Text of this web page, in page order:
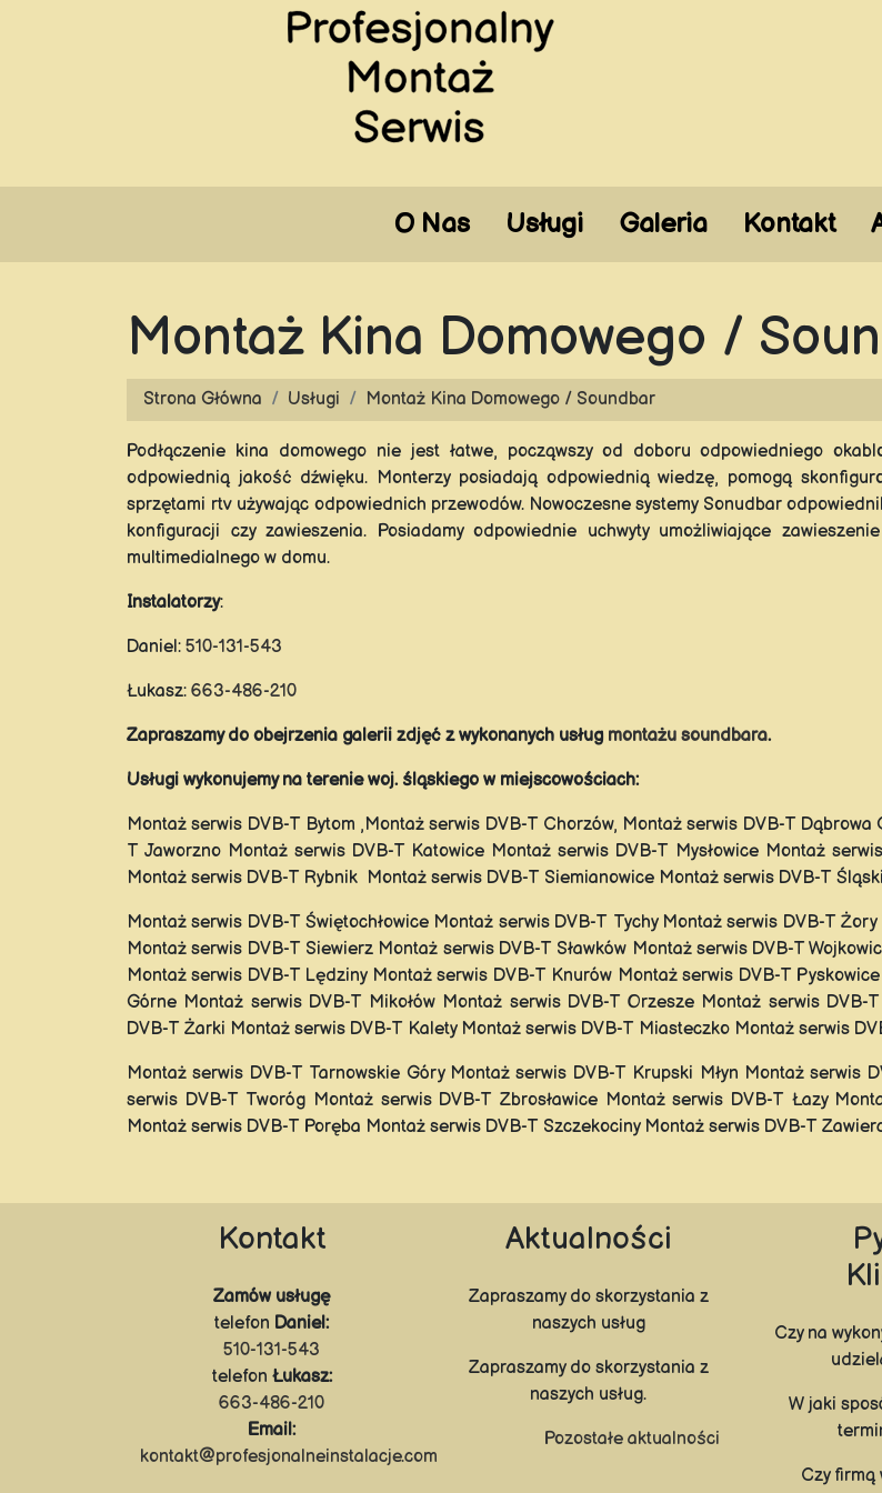
O Nas Usługi Galeria Kontakt
Montaż Kina Domowego /
Strona Główna Usługi Montaż Kina Domowego / Soundbar
Podłączenie kina domowego nie jest łatwe, począwszy od doboru odpowiedniego
odpowiednią jakość dźwięku. Monterzy posiadają odpowiednią wiedzę, pomogą
sprzętami rtv używając odpowiednich przewodów. Nowoczesne systemy Sonudbar
konfiguracji czy zawieszenia. Posiadamy odpowiednie uchwyty umożliwiające
multimedialnego w domu.
Instalatorzy:
Daniel: 510-131-543
Łukasz: 663-486-210
Zapraszamy do obejrzenia galerii zdjęć z wykonanych usług montażu soundbara.
Usługi wykonujemy na terenie woj. śląskiego w miejscowościach:
Montaż serwis DVB-T Bytom ,Montaż serwis DVB-T Chorzów, Montaż serwis DVB-T
T Jaworzno Montaż serwis DVB-T Katowice Montaż serwis DVB-T Mysłowice Montaż
Montaż serwis DVB-T Rybnik Montaż serwis DVB-T Siemianowice Montaż serwis DVB-T
Montaż serwis DVB-T Świętochłowice Montaż serwis DVB-T Tychy Montaż serwis DVB-T
Montaż serwis DVB-T Siewierz Montaż serwis DVB-T Sławków Montaż serwis DVB-T
Montaż serwis DVB-T Lędziny Montaż serwis DVB-T Knurów Montaż serwis DVB-T
Górne Montaż serwis DVB-T Mikołów Montaż serwis DVB-T Orzesze Montaż serwis DVB-
DVB-T Żarki Montaż serwis DVB-T Kalety Montaż serwis DVB-T Miasteczko Montaż serwis
Montaż serwis DVB-T Tarnowskie Góry Montaż serwis DVB-T Krupski Młyn Montaż serwis
serwis DVB-T Tworóg Montaż serwis DVB-T Zbrosławice Montaż serwis DVB-T Łazy
Montaż serwis DVB-T Poręba Montaż serwis DVB-T Szczekociny Montaż serwis DVB-T
Kontakt
Zamów usługę
telefon Daniel:
510-131-543
telefon Łukasz:
663-486-210
Email:
kontakt@profesjonalneinstalacje.com
Aktualności
Zapraszamy do skorzystania z
naszych usług
Zapraszamy do skorzystania z
naszych usług.
Pozostałe aktualności
Czy na
W jaki
Czy firmą